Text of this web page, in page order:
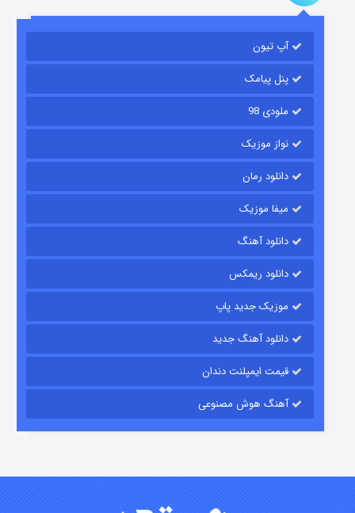
قسمت
قسمت7 (زیرنویس) منتشر شد
آپ تیون
پنل پیامک
ملودی 98
نواز موزیک
دانلود رمان
میفا موزیک
دانلود آهنگ
دانلود ریمکس
موزیک جدید پاپ
دانلود آهنگ جدید
قیمت ایمپلنت دندان
آهنگ هوش مصنوعی